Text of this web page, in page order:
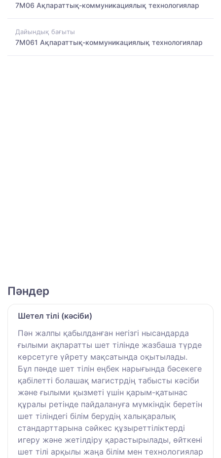
7M06 Ақпараттық-коммуникациялық технологиялар
Дайындық бағыты
7M061 Ақпараттық-коммуникациялық технологиялар
Пәндер
Шетел тілі (кәсіби)
Пән жалпы қабылданған негізгі нысандарда
ғылыми ақпаратты шет тілінде жазбаша түрде
көрсетуге үйрету мақсатында оқытылады.
Бұл пәнде шет тілін еңбек нарығында бәсекеге
қабілетті болашақ магистрдің табысты кәсіби
және ғылыми қызметі үшін қарым-қатынас
құралы ретінде пайдалануға мүмкіндік беретін
шет тіліндегі білім берудің халықаралық
стандарттарына сәйкес құзыреттіліктерді
игеру және жетілдіру қарастырылады, өйткені
шет тілі арқылы жаңа білім мен технологиялар